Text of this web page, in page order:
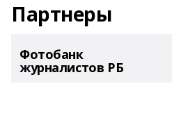
Партнеры
Фотобанк
журналистов РБ